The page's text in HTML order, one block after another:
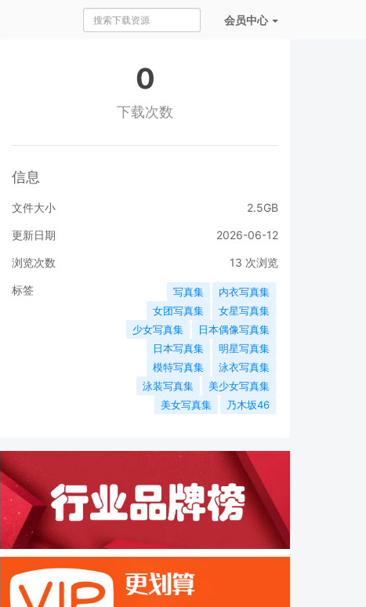
会员中心
0
下载次数
信息
文件大小 2.5GB
更新日期 2026-06-12
浏览次数 13 次浏览
标签 写真集
内衣写真集
女团写真集
女星写真集
少女写真集
日本偶像写真集
日本写真集
明星写真集
模特写真集
泳衣写真集
泳装写真集
美少女写真集
美女写真集
乃木坂46